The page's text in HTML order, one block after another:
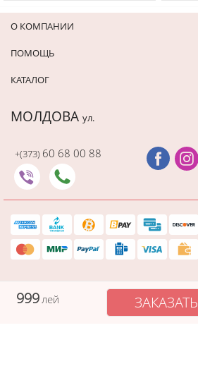
999лей ЗАКАЗАТЬ
О КОМПАНИИ
ПОМОЩЬ
КАТАЛОГ
МОЛДОВА ул.
+(373) 60 68 00 88